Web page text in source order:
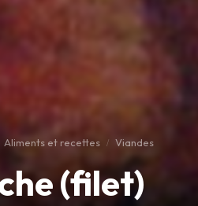
Aliments et recettes Viandes
(filet)